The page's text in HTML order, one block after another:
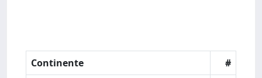
Continente
#